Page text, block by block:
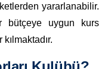
yararlanabilir.
bütçeye uygun kurs